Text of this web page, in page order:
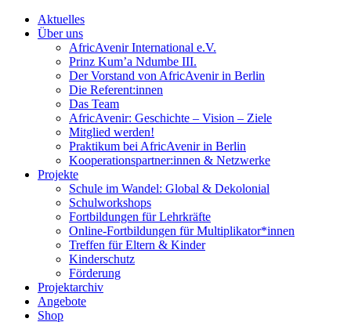
Aktuelles
Über uns
AfricAvenir International e.V.
Prinz Kum’a Ndumbe III.
Der Vorstand von AfricAvenir in Berlin
Die Referent:innen
Das Team
AfricAvenir: Geschichte – Vision – Ziele
Mitglied werden!
Praktikum bei AfricAvenir in Berlin
Kooperationspartner:innen & Netzwerke
Projekte
Schule im Wandel: Global & Dekolonial
Schulworkshops
Fortbildungen für Lehrkräfte
Online-Fortbildungen für Multiplikator*innen
Treffen für Eltern & Kinder
Kinderschutz
Förderung
Projektarchiv
Angebote
Shop